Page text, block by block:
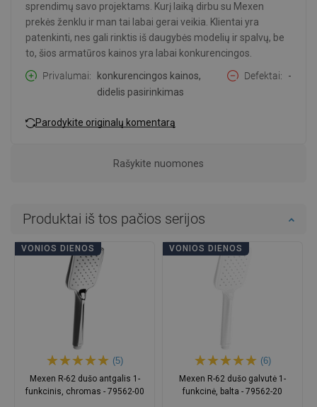
sprendimų savo projektams. Kurį laiką dirbu su Mexen
prekės ženklu ir man tai labai gerai veikia. Klientai yra
patenkinti, nes gali rinktis iš daugybės modelių ir spalvų, be
to, šios armatūros kainos yra labai konkurencingos.
Privalumai
konkurencingos kainos,
didelis pasirinkimas
Defektai -
Parodykite originalų komentarą
Rašykite nuomones
Produktai iš tos pačios serijos
VONIOS DIENOS
(5)
Mexen R-62 dušo antgalis 1-
funkcinis, chromas - 79562-00
VONIOS DIENOS
(6)
Mexen R-62 dušo galvutė 1-
funkcinė, balta - 79562-20